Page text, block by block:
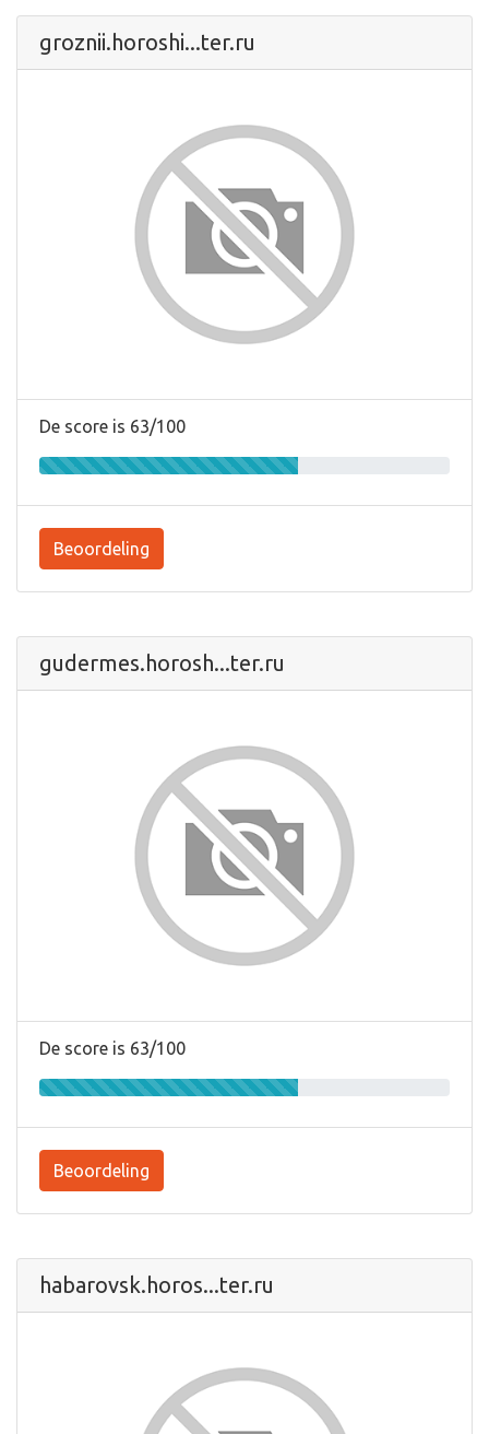
groznii.horoshi...ter.ru
De score is 63/100
Beoordeling
gudermes.horosh...ter.ru
De score is 63/100
Beoordeling
habarovsk.horos...ter.ru